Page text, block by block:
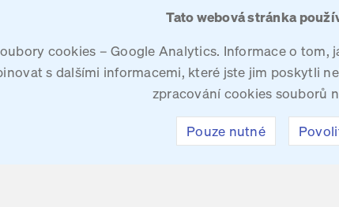
Tato webová stránka
cookies – Google Analytics. Informace o
s dalšími informacemi, které jste jim poskytli
zpracování cookies souborů
Pouze nutné